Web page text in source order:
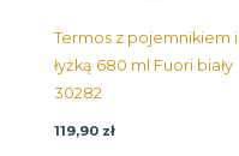
Termos z pojemnikiem i
łyżką 680 ml Fuori biały
30282
119,90 zł